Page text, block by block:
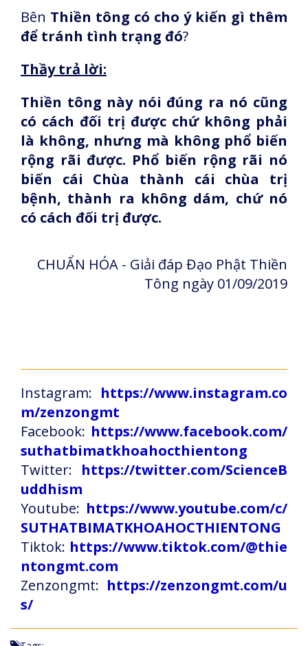
Bên Thiền tông có cho ý kiến gì thêm
để tránh tình trạng đó?
Thầy trả lời:
Thiền tông này nói đúng ra nó cũng
có cách đối trị được chứ không phải
là không, nhưng mà không phổ biến
rộng rãi được. Phổ biến rộng rãi nó
biến cái Chùa thành cái chùa trị
bệnh, thành ra không dám, chứ nó
có cách đối trị được.
CHUẨN HÓA - Giải đáp Đạo Phật Thiền
Tông ngày 01/09/2019
Instagram: https://www.instagram.co
m/zenzongmt
Facebook: https://www.facebook.com/
suthatbimatkhoahocthientong
Twitter: https://twitter.com/ScienceB
uddhism
Youtube: https://www.youtube.com/c/
SUTHATBIMATKHOAHOCTHIENTONG
Tiktok: https://www.tiktok.com/@thie
ntongmt.com
Zenzongmt: https://zenzongmt.com/u
s/